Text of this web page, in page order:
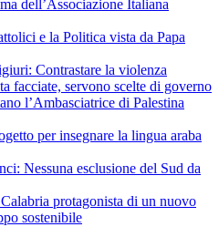
dell’Associazione Italiana
e la Politica vista da Papa
Contrastare la violenza
facciate, servono scelte di governo
l’Ambasciatrice di Palestina
per insegnare la lingua araba
Nessuna esclusione del Sud da
protagonista di un nuovo
sostenibile